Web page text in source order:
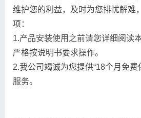
维护您的利益，及时为您排忧解难
项：
1.产品安装使用之前请您详细阅读
严格按说明书要求操作。
2.我公司竭诚为您提供“18个月免费
服务。